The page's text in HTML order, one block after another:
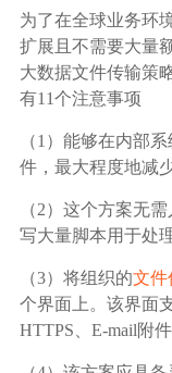
为了在全球业务环
扩展且不需要大量
大数据文件传输策
有11个注意事项
（1）能够在内部
件，最大程度地减
（2）这个方案无
写大量脚本用于处
（3）将组织的文件
个界面上。该界面
HTTPS、E-mail附